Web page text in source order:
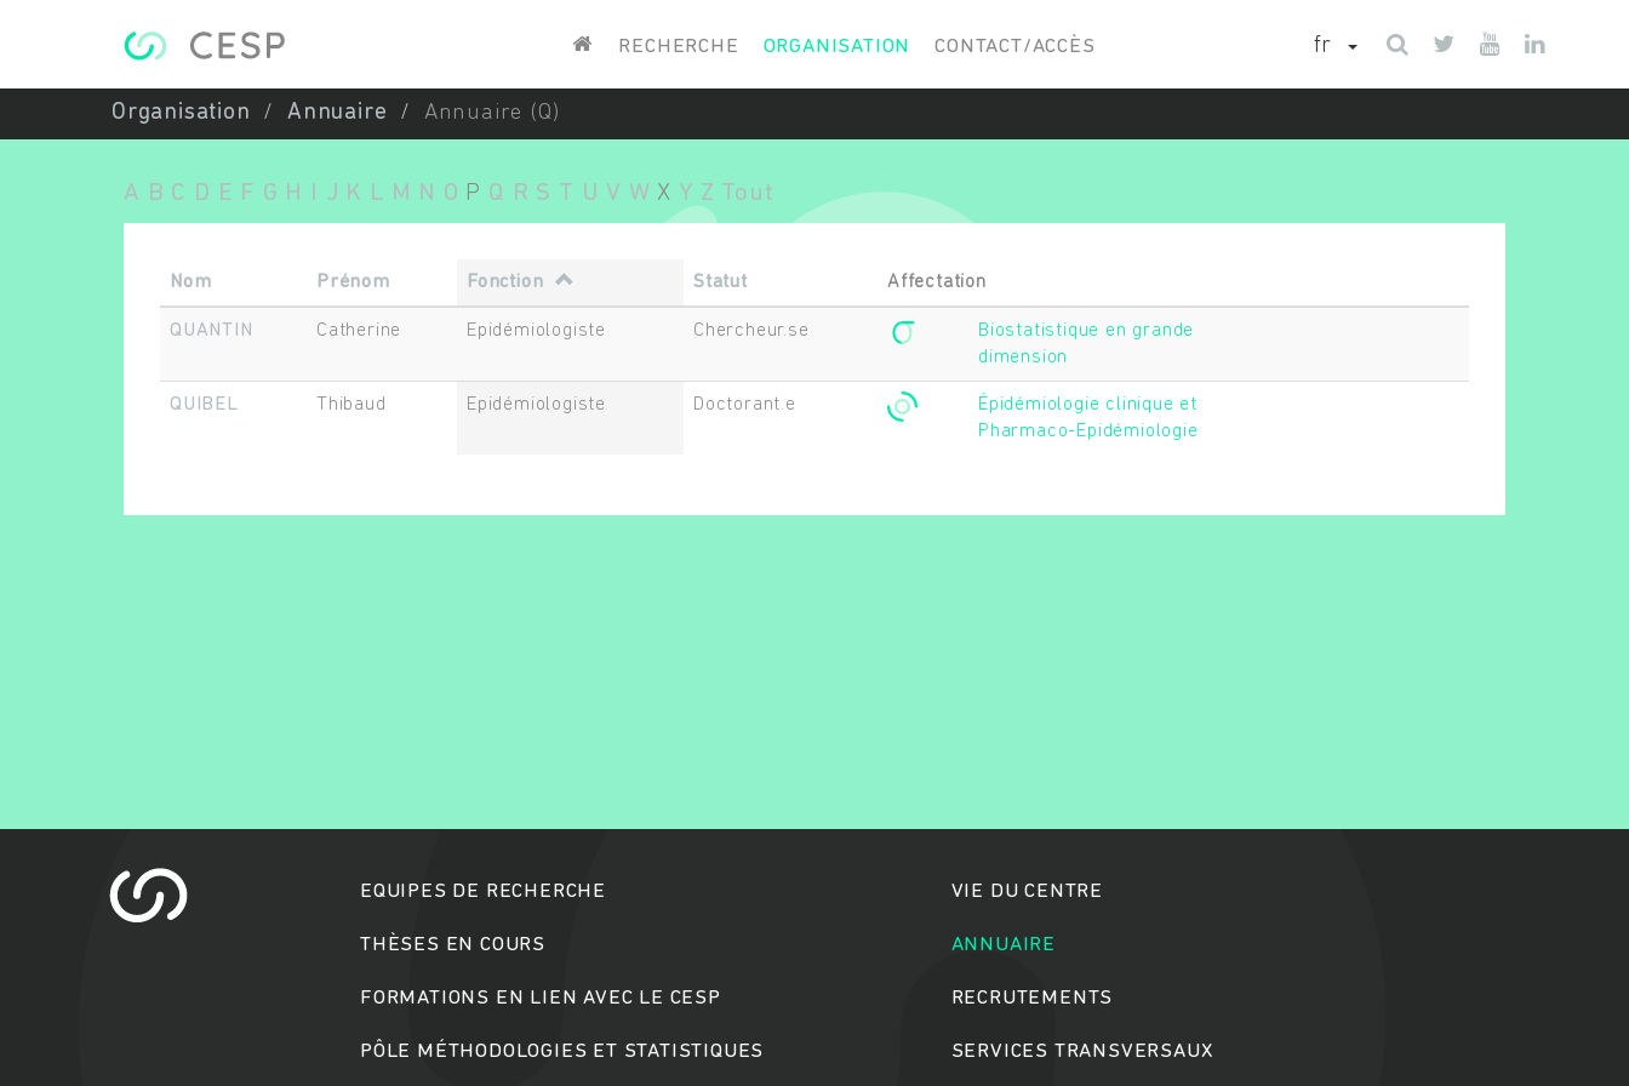
RECHERCHE ORGANISATION CONTACT/ACCÈS fr
Organisation Annuaire Annuaire (Q)
A B C D E F G H J K L M N O P Q R S T U V W X Y Z Tout
Nom Prénom Fonction Statut Affectation
QUANTIN Catherine Epidémiologiste Chercheur.se
Biostatistique en grande
dimension
QUIBEL Thibaud Epidémiologiste Doctorant.e
Épidémiologie clinique et
Pharmaco-Epidémiologie
EQUIPES DE RECHERCHE
THÈSES EN COURS
FORMATIONS EN LIEN AVEC LE CESP
PÔLE MÉTHODOLOGIES ET STATISTIQUES
VIE DU CENTRE
ANNUAIRE
RECRUTEMENTS
SERVICES TRANSVERSAUX